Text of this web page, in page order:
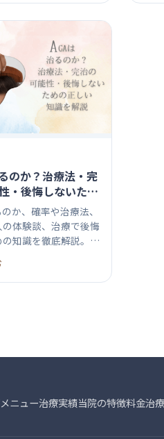
のか？治療法・完
・後悔しないため
識を解説
か、確率や治療法、
体験談、治療で後悔
の知識を徹底解説。効
ニュー治療実績当院の特徴料金治